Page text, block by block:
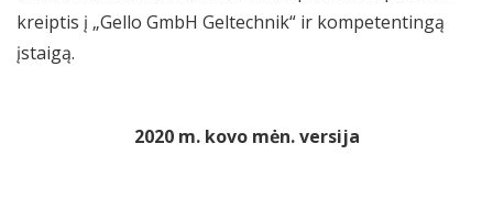
kreiptis į „Gello GmbH Geltechnik“ ir kompetentingą
įstaigą.
2020 m. kovo mėn. versija